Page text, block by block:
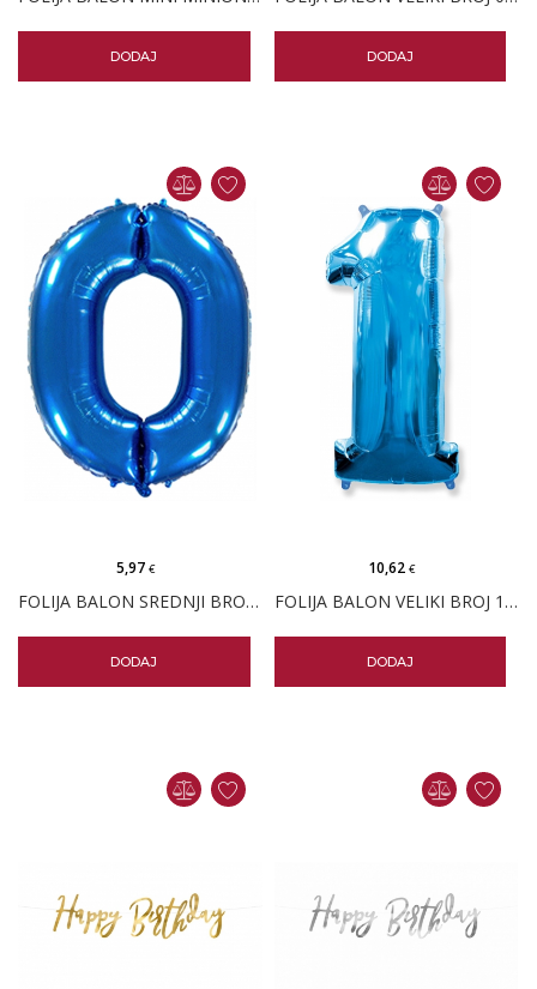
DODAJ DODAJ
FOLIJA BALON SREDNJI BROJ 0 PLAVI
5,97€
DODAJ
FOLIJA BALON VELIKI BROJ 1 PLAVI
10,62€
DODAJ